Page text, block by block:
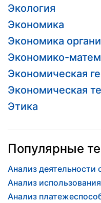
Экология
Экономика
Экономика
Экономико-
Экономическая
Экономическая
Этика
Популярные
Анализ деятельности
Анализ использования
Анализ